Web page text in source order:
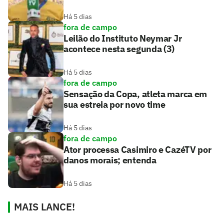
Há 5 dias
fora de campo
Leilão do Instituto Neymar Jr
acontece nesta segunda (3)
Há 5 dias
fora de campo
Sensação da Copa, atleta marca em
sua estreia por novo time
Há 5 dias
fora de campo
Ator processa Casimiro e CazéTV por
danos morais; entenda
Há 5 dias
MAIS LANCE!